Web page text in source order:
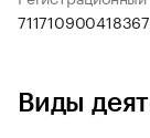
711710900418367
Виды